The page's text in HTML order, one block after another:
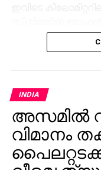
ന്യൂയോർക്ക്
കിലോമീറ്റേഴ്സും
കൗണ്ടിയിലെ
പ്രശസ്തമായ
സ്ഥലത്തെ
പേര് വന്നു-സംശയം
കിട്ടി. 50
നാമധേയത്തിൽ 12
INDIA
അസമില്‍
വിമാനം